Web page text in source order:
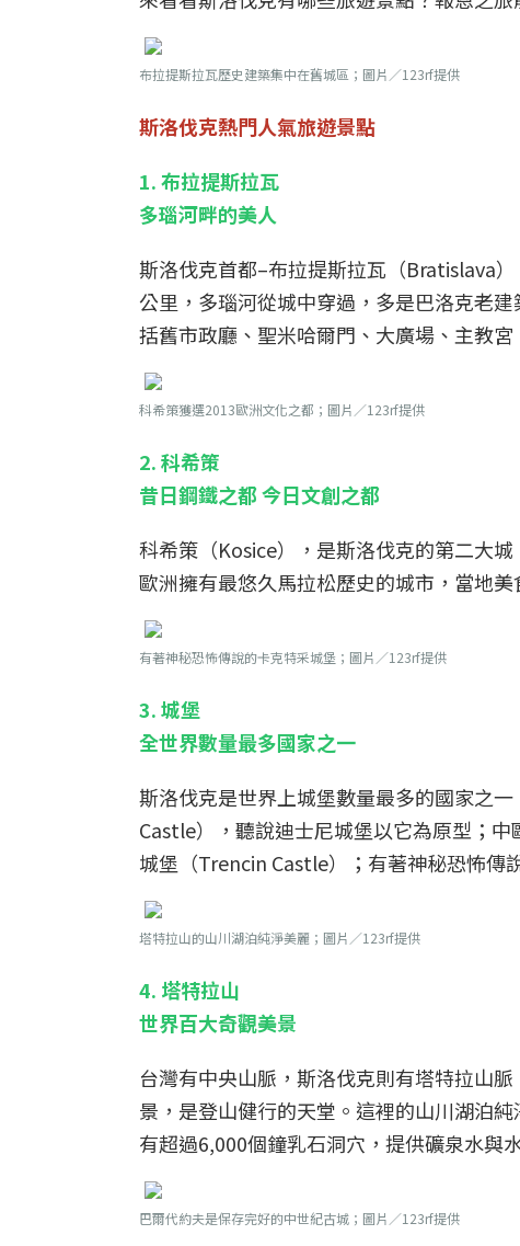
布拉提斯拉瓦歷史建築集中在舊城區；圖片／123rf提供
斯洛伐克熱門人氣旅遊景點
1. 布拉提斯拉瓦
多瑙河畔的美人
斯洛伐克首都–布拉提斯拉瓦（Bratislava
公里，多瑙河從城中穿過，多是巴洛克老
括舊市政廳、聖米哈爾門、大廣場、主教
科希策獲選2013歐洲文化之都；圖片／123rf提供
2. 科希策
昔日鋼鐵之都 今日文創之都
科希策（Kosice），是斯洛伐克的第二大
歐洲擁有最悠久馬拉松歷史的城市，當地
有著神秘恐怖傳說的卡克特采城堡；圖片／123rf提供
3. 城堡
全世界數量最多國家之一
斯洛伐克是世界上城堡數量最多的國家之
Castle），聽說迪士尼城堡以它為原型；
城堡（Trencin Castle）；有著神秘恐怖傳
塔特拉山的山川湖泊純淨美麗；圖片／123rf提供
4. 塔特拉山
世界百大奇觀美景
台灣有中央山脈，斯洛伐克則有塔特拉山
景，是登山健行的天堂。這裡的山川湖泊
有超過6,000個鐘乳石洞穴，提供礦泉水與
巴爾代約夫是保存完好的中世紀古城；圖片／123rf提供